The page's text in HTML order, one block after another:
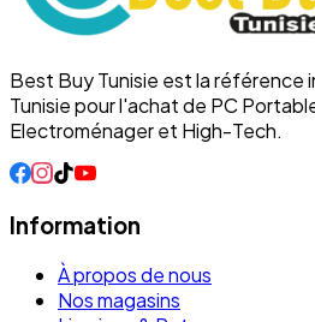
Best Buy Tunisie est la référence
Tunisie pour l'achat de PC
Electroménager et High-Tech.
Information
À propos de nous
Nos magasins